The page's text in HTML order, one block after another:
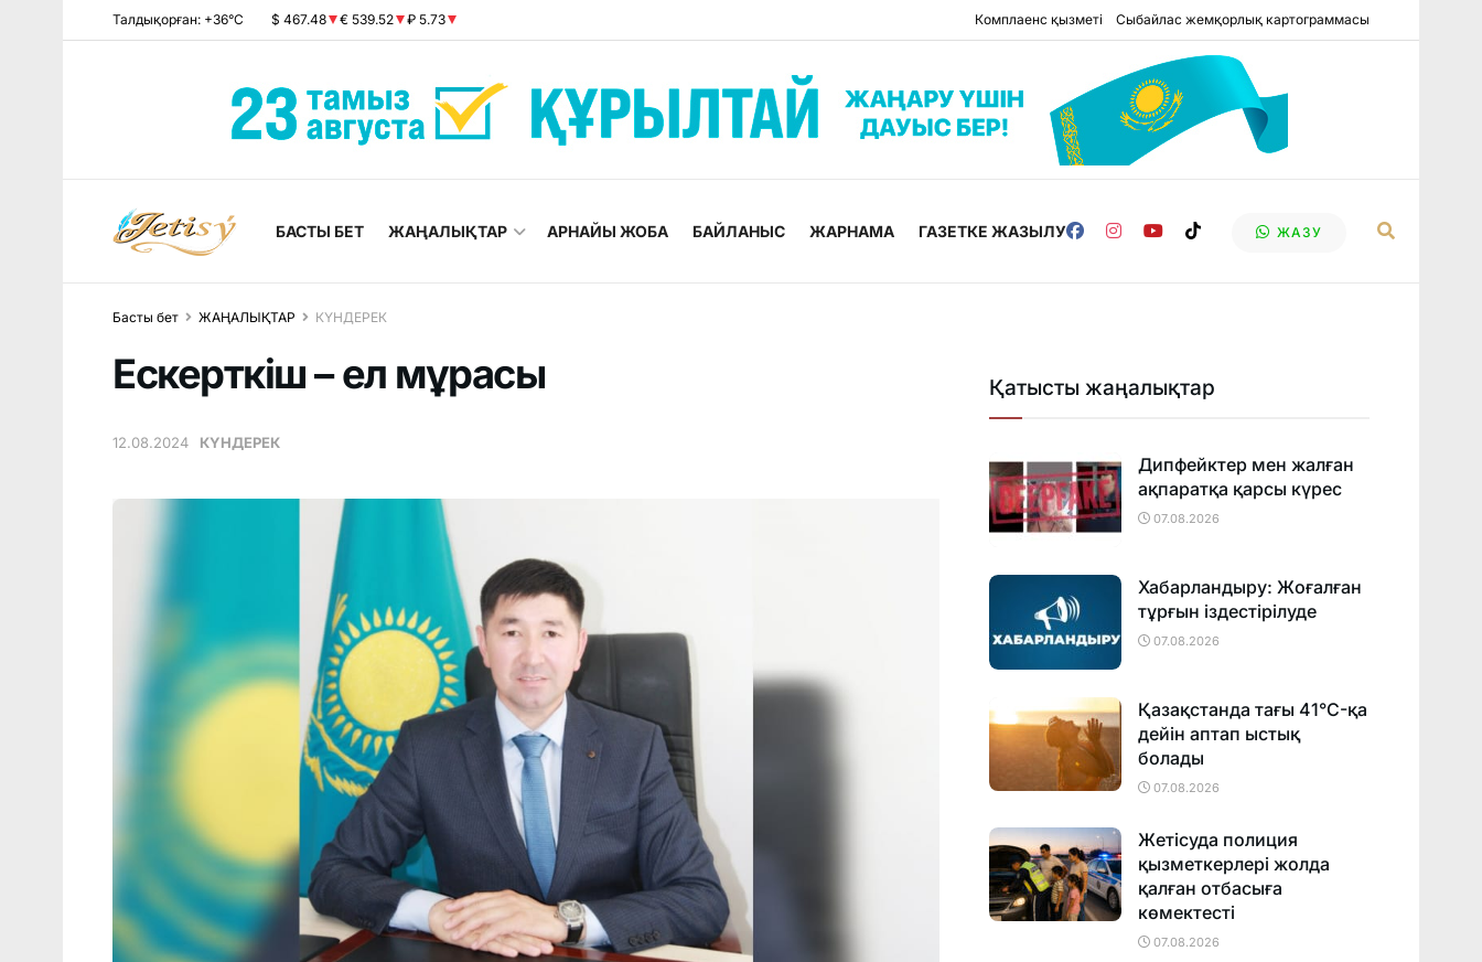
Талдықорған: +36°C $ 467.48 € 539.52 ₽ 5.73 Комплаенс қызметі Сыбайлас жемқорлық картограммасы
БАСТЫ БЕТ ЖАҢАЛЫҚТАР АРНАЙЫ ЖОБА БАЙЛАНЫС ЖАРНАМА ГАЗЕТКЕ ЖАЗЫЛУ ЖАЗУ
Басты бет ЖАҢАЛЫҚТАР КҮНДЕРЕК
Ескерткіш – ел мұрасы
12.08.2024 КҮНДЕРЕК
Қатысты жаңалықтар
Дипфейктер мен жалған
ақпаратқа қарсы күрес
07.08.2026
Хабарландыру: Жоғалған
тұрғын іздестірілуде
07.08.2026
Қазақстанда тағы 41°C-қа
дейін аптап ыстық
болады
07.08.2026
Жетісуда полиция
қызметкерлері жолда
қалған отбасыға
көмектесті
07.08.2026